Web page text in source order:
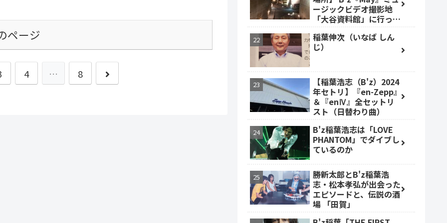
ページ
4 … 8
次
ージックビデオ撮影地
「大谷資料館」に行って
稲葉伸次（いなば しん
じ）
【稲葉浩志（B'z）2024
年セトリ】『en-Zepp』
＆『enⅣ』全セットリ
スト（日替わり曲）
B'z稲葉浩志は「LOVE
PHANTOM」でダイブし
ているのか
勝新太郎とB'z稲葉浩
志・松本孝弘が出会った
エピソードと、伝説の酒
場 「田賀」